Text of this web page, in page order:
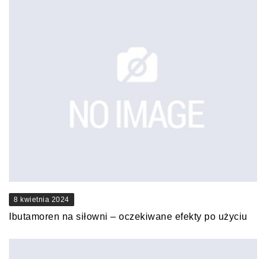
8 kwietnia 2024
Ibutamoren na siłowni – oczekiwane efekty po użyciu